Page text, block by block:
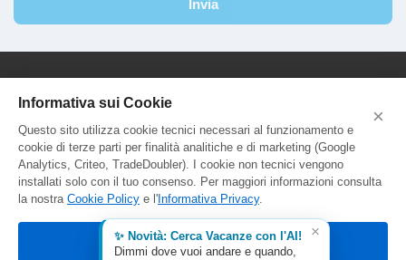
×
Informativa sui Cookie
Questo sito utilizza cookie tecnici necessari al funzionamento e
cookie di terze parti per finalità analitiche e di marketing (Google
Analytics, Criteo, TradeDoubler). I cookie non tecnici vengono
installati solo con il tuo consenso. Per maggiori informazioni consulta
la nostra Cookie Policy e l' Informativa Privacy.
Accetta tutti
✨ Novità: Cerca Vacanze con l'AI!
Dimmi dove vuoi andare e quando,
×
Invia
YallaYalla - DICA Srl
Sede Legale e Agenzia al Pubblico:
Viale Adriatico 127 - 00141 Roma
P.Iva e C.F. IT13366331000
Aut. Reg. Lazio Prot. GR744549